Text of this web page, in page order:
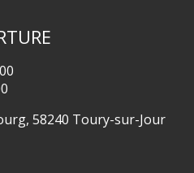
58240 Toury-sur-Jour